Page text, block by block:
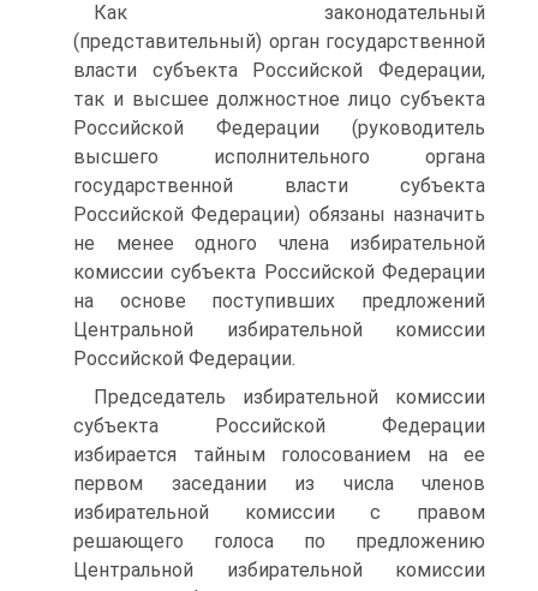
Как законодательный
(представительный) орган государственной
власти субъекта Российской Федерации,
так и высшее должностное лицо субъекта
Российской Федерации (руководитель
высшего исполнительного органа
государственной власти субъекта
Российской Федерации) обязаны назначить
не менее одного члена избирательной
комиссии субъекта Российской Федерации
на основе поступивших предложений
Центральной избирательной комиссии
Российской Федерации.
Председатель избирательной комиссии
субъекта Российской Федерации
избирается тайным голосованием на ее
первом заседании из числа членов
избирательной комиссии с правом
решающего голоса по предложению
Центральной избирательной комиссии